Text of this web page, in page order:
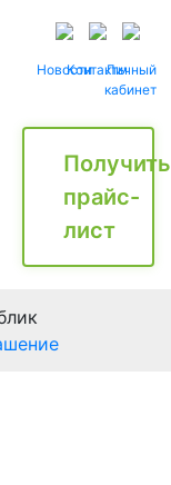
НовостиКонтактыЛичный
кабинет
Получить
прайс-
лист